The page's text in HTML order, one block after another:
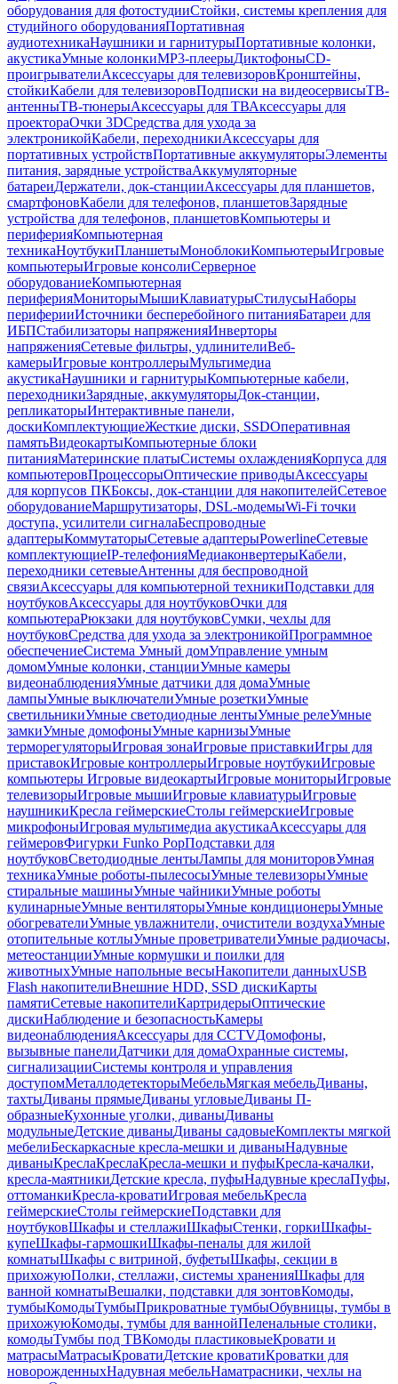
оборудования для фотостудииСтойки, системы крепления для
студийного оборудованияПортативная
аудиотехникаНаушники и гарнитурыПортативные колонки,
акустикаУмные колонкиMP3-плеерыДиктофоныCD-
проигрывателиАксессуары для телевизоровКронштейны,
стойкиКабели для телевизоровПодписки на видеосервисыТВ-
антенныТВ-тюнерыАксессуары для ТВАксессуары для
проектораОчки 3DСредства для ухода за
электроникойКабели, переходникиАксессуары для
портативных устройствПортативные аккумуляторыЭлементы
питания, зарядные устройстваАккумуляторные
батареиДержатели, док-станцииАксессуары для планшетов,
смартфоновКабели для телефонов, планшетовЗарядные
устройства для телефонов, планшетовКомпьютеры и
периферияКомпьютерная
техникаНоутбукиПланшетыМоноблокиКомпьютерыИгровые
компьютерыИгровые консолиСерверное
оборудованиеКомпьютерная
периферияМониторыМышиКлавиатурыСтилусыНаборы
периферииИсточники бесперебойного питанияБатареи для
ИБПСтабилизаторы напряженияИнверторы
напряженияСетевые фильтры, удлинителиВеб-
камерыИгровые контроллерыМультимедиа
акустикаНаушники и гарнитурыКомпьютерные кабели,
переходникиЗарядные, аккумуляторыДок-станции,
репликаторыИнтерактивные панели,
доскиКомплектующиеЖесткие диски, SSDОперативная
памятьВидеокартыКомпьютерные блоки
питанияМатеринские платыСистемы охлажденияКорпуса для
компьютеровПроцессорыОптические приводыАксессуары
для корпусов ПКБоксы, док-станции для накопителейСетевое
оборудованиеМаршрутизаторы, DSL-модемыWi-Fi точки
доступа, усилители сигналаБеспроводные
адаптерыКоммутаторыСетевые адаптерыPowerlineСетевые
комплектующиеIP-телефонияМедиаконвертерыКабели,
переходники сетевыеАнтенны для беспроводной
связиАксессуары для компьютерной техникиПодставки для
ноутбуковАксессуары для ноутбуковОчки для
компьютераРюкзаки для ноутбуковСумки, чехлы для
ноутбуковСредства для ухода за электроникойПрограммное
обеспечениеСистема Умный домУправление умным
домомУмные колонки, станцииУмные камеры
видеонаблюденияУмные датчики для домаУмные
лампыУмные выключателиУмные розеткиУмные
светильникиУмные светодиодные лентыУмные релеУмные
замкиУмные домофоныУмные карнизыУмные
терморегуляторыИгровая зонаИгровые приставкиИгры для
приставокИгровые контроллерыИгровые ноутбукиИгровые
компьютеры Игровые видеокартыИгровые мониторыИгровые
телевизорыИгровые мышиИгровые клавиатурыИгровые
наушникиКресла геймерскиеСтолы геймерскиеИгровые
микрофоныИгровая мультимедиа акустикаАксессуары для
геймеровФигурки Funko PopПодставки для
ноутбуковСветодиодные лентыЛампы для мониторовУмная
техникаУмные роботы-пылесосыУмные телевизорыУмные
стиральные машиныУмные чайникиУмные роботы
кулинарныеУмные вентиляторыУмные кондиционерыУмные
обогревателиУмные увлажнители, очистители воздухаУмные
отопительные котлыУмные проветривателиУмные радиочасы,
метеостанцииУмные кормушки и поилки для
животныхУмные напольные весыНакопители данныхUSB
Flash накопителиВнешние HDD, SSD дискиКарты
памятиСетевые накопителиКартридерыОптические
дискиНаблюдение и безопасностьКамеры
видеонаблюденияАксессуары для CCTVДомофоны,
вызывные панелиДатчики для домаОхранные системы,
сигнализацииСистемы контроля и управления
доступомМеталлодетекторыМебельМягкая мебельДиваны,
тахтыДиваны прямыеДиваны угловыеДиваны П-
образныеКухонные уголки, диваныДиваны
модульныеДетские диваныДиваны садовыеКомплекты мягкой
мебелиБескаркасные кресла-мешки и диваныНадувные
диваныКреслаКреслаКресла-мешки и пуфыКресла-качалки,
кресла-маятникиДетские кресла, пуфыНадувные креслаПуфы,
оттоманкиКресла-кроватиИгровая мебельКресла
геймерскиеСтолы геймерскиеПодставки для
ноутбуковШкафы и стеллажиШкафыСтенки, горкиШкафы-
купеШкафы-гармошкиШкафы-пеналы для жилой
комнатыШкафы с витриной, буфетыШкафы, секции в
прихожуюПолки, стеллажи, системы храненияШкафы для
ванной комнатыВешалки, подставки для зонтовКомоды,
тумбыКомодыТумбыПрикроватные тумбыОбувницы, тумбы в
прихожуюКомоды, тумбы для ваннойПеленальные столики,
комодыТумбы под ТВКомоды пластиковыеКровати и
матрасыМатрасыКроватиДетские кроватиКроватки для
новорожденныхНадувная мебельНаматрасники, чехлы на